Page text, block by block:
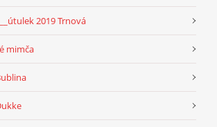
___útulek 2019 Trnová
mimča